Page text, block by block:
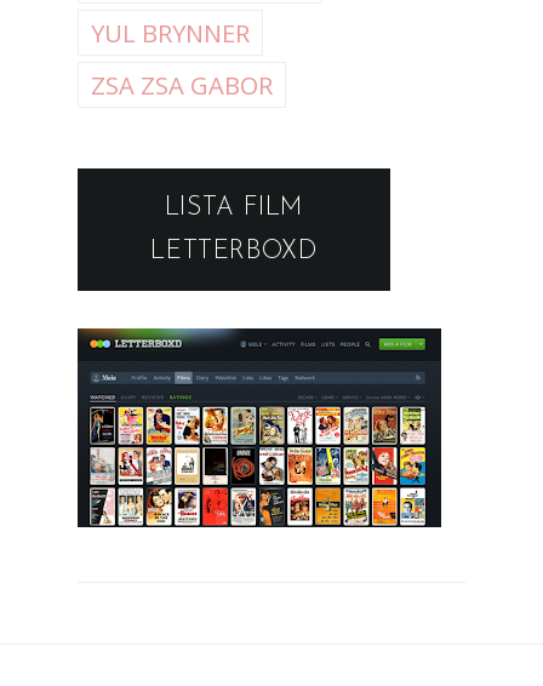
YUL BRYNNER
ZSA ZSA GABOR
LISTA FILM
LETTERBOXD